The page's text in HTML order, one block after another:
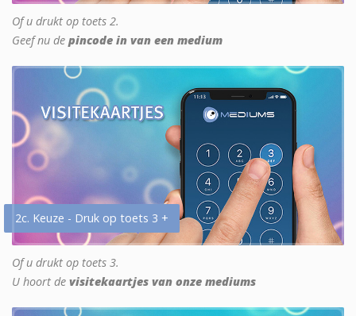
Of u drukt op toets 2.
Geef nu de pincode in van een medium
2c. Keuze - Druk op toets 3 +
Of u drukt op toets 3.
U hoort de visitekaartjes van onze mediums